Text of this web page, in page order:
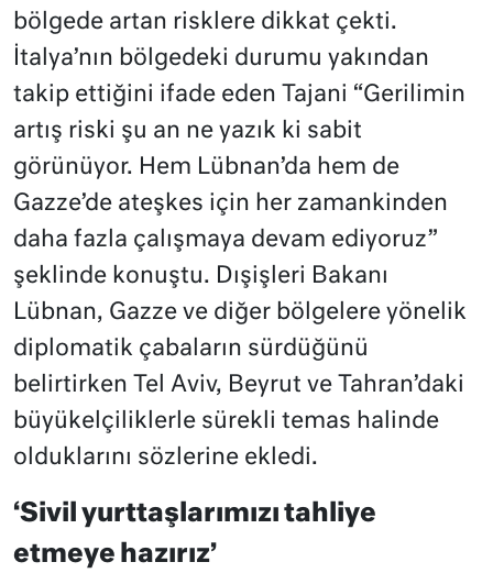
bölgede artan risklere dikkat çekti.
İtalya’nın bölgedeki durumu yakından
takip ettiğini ifade eden Tajani “Gerilimin
artış riski şu an ne yazık ki sabit
görünüyor. Hem Lübnan’da hem de
Gazze’de ateşkes için her zamankinden
daha fazla çalışmaya devam ediyoruz”
şeklinde konuştu. Dışişleri Bakanı
Lübnan, Gazze ve diğer bölgelere yönelik
diplomatik çabaların sürdüğünü
belirtirken Tel Aviv, Beyrut ve Tahran’daki
büyükelçiliklerle sürekli temas halinde
olduklarını sözlerine ekledi.
‘Sivil yurttaşlarımızı tahliye
etmeye hazırız’